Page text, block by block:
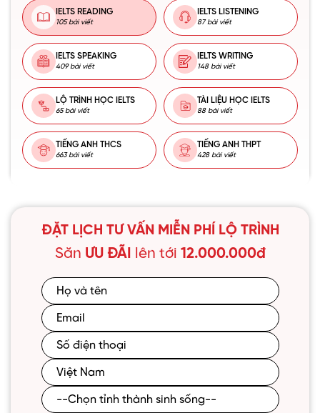
IELTS READING
105 bài viết
IELTS LISTENING
87 bài viết
IELTS SPEAKING
409 bài viết
IELTS WRITING
148 bài viết
LỘ TRÌNH HỌC IELTS
65 bài viết
TÀI LIỆU HỌC IELTS
88 bài viết
TIẾNG ANH THCS
663 bài viết
TIẾNG ANH THPT
428 bài viết
ĐẶT LỊCH TƯ VẤN MIỄN PHÍ LỘ TRÌNH
Săn ƯU ĐÃI lên tới 12.000.000đ